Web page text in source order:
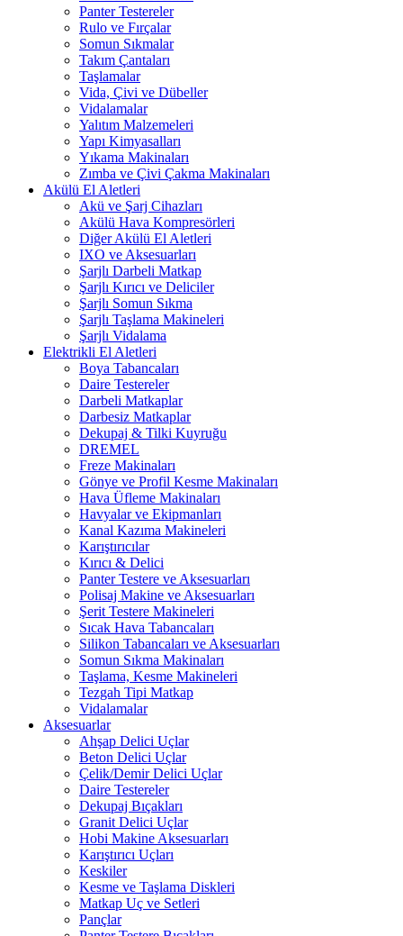
Panter Testereler
Rulo ve Fırçalar
Somun Sıkmalar
Takım Çantaları
Taşlamalar
Vida, Çivi ve Dübeller
Vidalamalar
Yalıtım Malzemeleri
Yapı Kimyasalları
Yıkama Makinaları
Zımba ve Çivi Çakma Makinaları
Akülü El Aletleri
Akü ve Şarj Cihazları
Akülü Hava Kompresörleri
Diğer Akülü El Aletleri
IXO ve Aksesuarları
Şarjlı Darbeli Matkap
Şarjlı Kırıcı ve Deliciler
Şarjlı Somun Sıkma
Şarjlı Taşlama Makineleri
Şarjlı Vidalama
Elektrikli El Aletleri
Boya Tabancaları
Daire Testereler
Darbeli Matkaplar
Darbesiz Matkaplar
Dekupaj & Tilki Kuyruğu
DREMEL
Freze Makinaları
Gönye ve Profil Kesme Makinaları
Hava Üfleme Makinaları
Havyalar ve Ekipmanları
Kanal Kazıma Makineleri
Karıştırıcılar
Kırıcı & Delici
Panter Testere ve Aksesuarları
Polisaj Makine ve Aksesuarları
Şerit Testere Makineleri
Sıcak Hava Tabancaları
Silikon Tabancaları ve Aksesuarları
Somun Sıkma Makinaları
Taşlama, Kesme Makineleri
Tezgah Tipi Matkap
Vidalamalar
Aksesuarlar
Ahşap Delici Uçlar
Beton Delici Uçlar
Çelik/Demir Delici Uçlar
Daire Testereler
Dekupaj Bıçakları
Granit Delici Uçlar
Hobi Makine Aksesuarları
Karıştırıcı Uçları
Keskiler
Kesme ve Taşlama Diskleri
Matkap Uç ve Setleri
Pançlar